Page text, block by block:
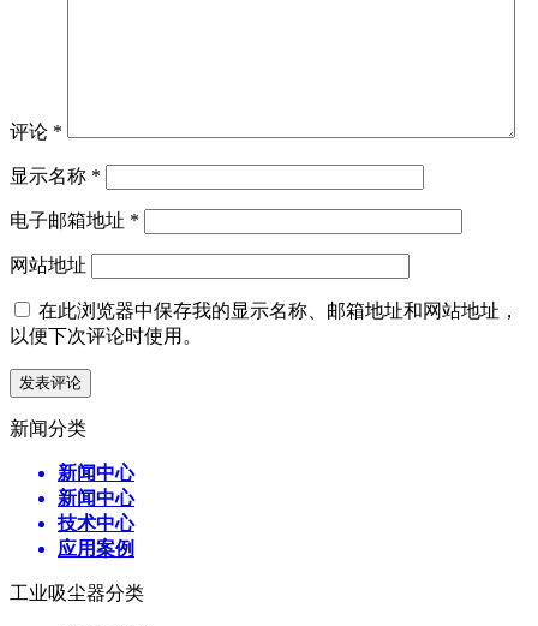
评论 *
显示名称 *
电子邮箱地址 *
网站地址
在此浏览器中保存我的显示名称、邮箱地址和网站地址，
以便下次评论时使用。
新闻分类
新闻中心
新闻中心
技术中心
应用案例
工业吸尘器分类